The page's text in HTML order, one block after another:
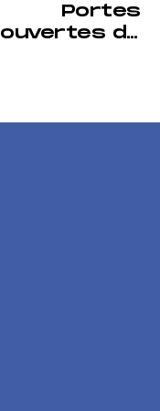
Portes
ouvertes du
Publics de